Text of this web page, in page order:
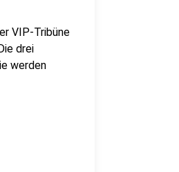
VIP-Tribüne
drei
werden